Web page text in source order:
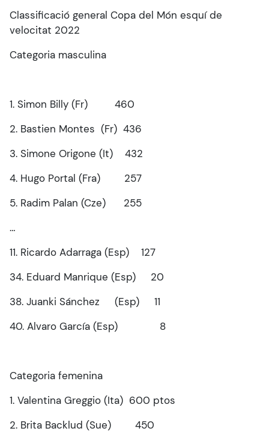
Classificació general Copa del Món esquí de
velocitat 2022
Categoria masculina
1. Simon Billy (Fr) 460
2. Bastien Montes (Fr) 436
3. Simone Origone (It) 432
4. Hugo Portal (Fra) 257
5. Radim Palan (Cze) 255
…
11. Ricardo Adarraga (Esp) 127
34. Eduard Manrique (Esp) 20
38. Juanki Sánchez (Esp) 11
40. Alvaro García (Esp) 8
Categoria femenina
1. Valentina Greggio (Ita) 600 ptos
2. Brita Backlud (Sue) 450